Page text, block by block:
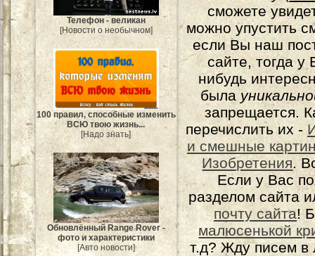
Телефон - великан
[Новости о необычном]
100 правил, способные изменить
ВСЮ твою жизнь...
[Надо знать]
Обновлённый Range Rover -
фото и характеристики
[Авто новости]
сможете
можно упустить
если Вы наш
сайте, тогда у
нибудь
была
запрещается.
перечислить их -
и смешные
Изобретения.
Если у Вас
разделом сайта
почту сайта!
малюсенькой
т.д? Жду писем в